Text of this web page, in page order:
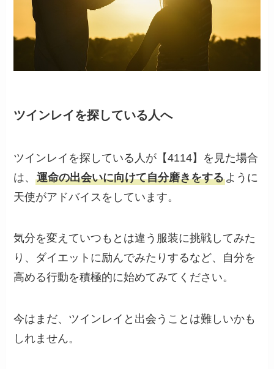
ツインレイを探している人へ
ツインレイを探している人が【4114】を見た場合
は、運命の出会いに向けて自分磨きをするように
天使がアドバイスをしています。
気分を変えていつもとは違う服装に挑戦してみた
り、ダイエットに励んでみたりするなど、自分を
高める行動を積極的に始めてみてください。
今はまだ、ツインレイと出会うことは難しいかも
しれません。